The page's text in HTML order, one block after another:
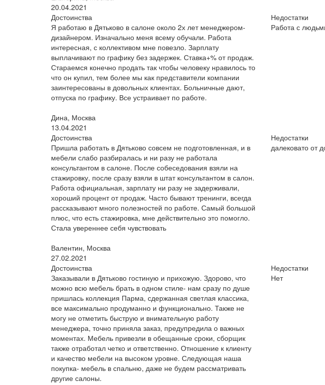
20.04.2021
Достоинства
Я работаю в Дятьково в салоне около 2х лет менеджером-
дизайнером. Изначально меня всему обучали. Работа
интересная, с коллективом мне повезло. Зарплату
выплачивают по графику без задержек. Ставка+% от продаж.
Стараемся конечно продать так чтобы человеку нравилось то
что он купил, тем более мы как представители компании
заинтересованы в довольных клиентах. Больничные дают,
отпуска по графику. Все устраивает по работе.
Недостатки
Работа с
Дина, Москва
13.04.2021
Достоинства
Пришла работать в Дятьково совсем не подготовленная, и в
мебели слабо разбиралась и ни разу не работала
консультантом в салоне. После собеседования взяли на
стажировку, после сразу взяли в штат консультантом в салон.
Работа официальная, зарплату ни разу не задерживали,
хороший процент от продаж. Часто бывают тренинги, всегда
рассказывают много полезностей по работе. Самый большой
плюс, что есть стажировка, мне действительно это помогло.
Стала увереннее себя чувствовать
Недостатки
далековато от
Валентин, Москва
27.02.2021
Достоинства
Заказывали в Дятьково гостиную и прихожую. Здорово, что
можно всю мебель брать в одном стиле- нам сразу по душе
пришлась коллекция Парма, сдержанная светлая классика,
все максимально продуманно и функционально. Также не
могу не отметить быструю и внимательную работу
менеджера, точно приняла заказ, предупредила о важных
моментах. Мебель привезли в обещанные сроки, сборщик
также отработал четко и ответственно. Отношение к клиенту
и качество мебели на высоком уровне. Следующая наша
покупка- мебель в спальню, даже не будем рассматривать
другие салоны.
Недостатки
Нет